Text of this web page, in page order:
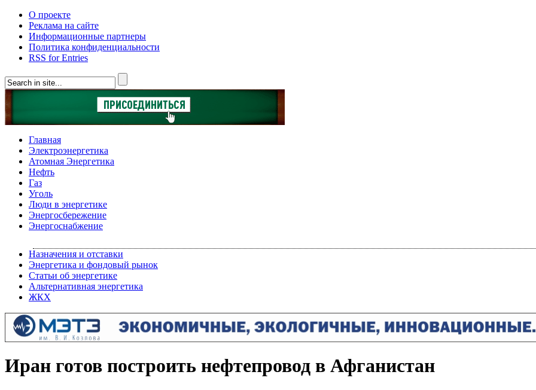
О проекте
Реклама на сайте
Информационные партнеры
Политика конфиденциальности
RSS for Entries
Главная
Электроэнергетика
Атомная Энергетика
Нефть
Газ
Уголь
Люди в энергетике
Энергосбережение
Энергоснабжение
Назначения и отставки
Энергетика и фондовый рынок
Статьи об энергетике
Альтернативная энергетика
ЖКХ
Иран готов построить нефтепровод в Афганистан